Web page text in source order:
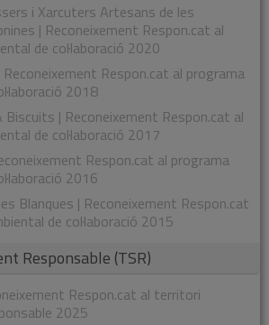
i Xarcuters Artesans de les
| Reconeixement Respon.cat al
de col·laboració 2020
Reconeixement Respon.cat al programa
2018
Biscuits | Reconeixement Respon.cat al
de col·laboració 2017
Respon.cat al programa
2016
Blanques | Reconeixement Respon.cat
de col·laboració 2015
Responsable (TSR)
Respon.cat al territori
2025